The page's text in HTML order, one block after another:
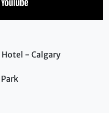
Hotel - Calgary